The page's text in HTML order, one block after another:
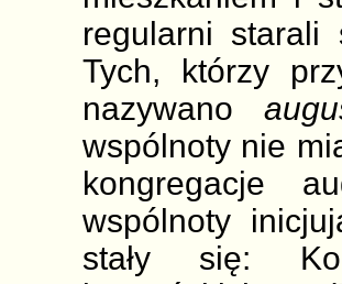
regularni
Tych, którzy
nazywano
wspólnoty nie
kongregacje
wspólnoty
stały się: